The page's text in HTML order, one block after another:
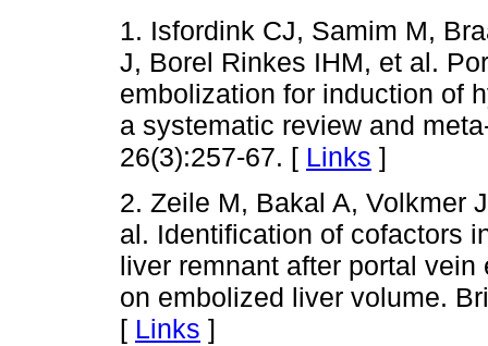
1. Isfordink CJ, Samim M,
J, Borel Rinkes IHM, et al.
embolization for induction of
a systematic review and
26(3):257-67. [ Links ]
2. Zeile M, Bakal A, Volkmer
al. Identification of cofactors
liver remnant after portal
on embolized liver volume.
[ Links ]